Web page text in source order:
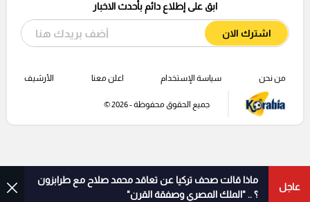
عاجل
ماذا قالت صحف تركيا عن تعاقد محمد صلاح مع طرابزون
؟ .. "الملك المصري وصفقة القرن"
ابق على إطلاع دائم بأحدث الاخبار
اشترك الان
من نحن سياسة الإستخدام اعلن معنا الأرشيف
جميع الحقوق محفوظة - 2026 ©